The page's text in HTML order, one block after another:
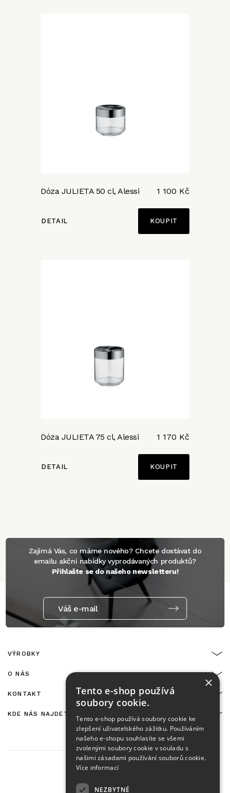
Dóza JULIETA 50 cl, Alessi 1 100 Kč
DETAIL
Dóza JULIETA 75 cl, Alessi 1 170 Kč
DETAIL
Zajímá Vás, co máme nového? Chcete dostávat do
emailu akční nabídky vyprodávaných produktů?
Přihlašte se do našeho newsletteru!
Váš e-mail
VÝROBKY
O NÁS
KONTAKT
KDE NÁS NAJDETE
×
Tento e-shop používá
soubory cookie.
Tento e-shop používá soubory cookie ke
zlepšení uživatelského zážitku. Používáním
našeho e-shopu souhlasíte se všemi
zvolenými soubory cookie v souladu s
našimi zásadami používání souborů cookie.
Více informací
NEZBYTNÉ